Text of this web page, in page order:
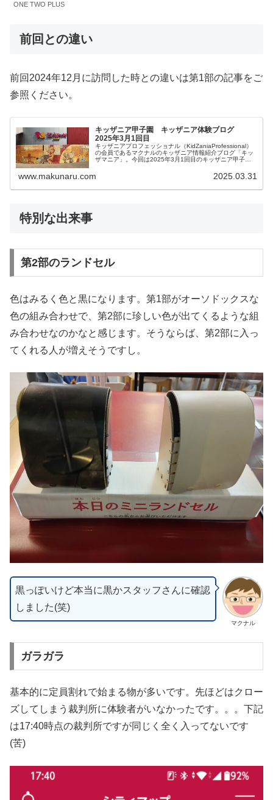
ONE TWO PLUS
前回との違い
前回2024年12月に訪問した時との違いは第1部の記事をご
参照ください。
キッザニア甲子園 キッザニア体験ブログ
2025年3月1回目
キッザニアプロフェッショナル（KidZaniaProfessional）
の会員であるマクナルのキッザニア情報紹介ブログ「キッ
ザマニア」。今回は2025年3月1回目のキッザニア甲子園
www.makunaru.com 2025.03.31
特別な出来事
第2部のランドセル
色はみるく色と黒になります。第1部がオーソドックスな
色の組み合わせで、第2部に珍しい色が出てくるような組
み合わせなのかなと感じます。そうならば、第2部に入っ
てくれる人が増えそうですし。
マクナル
黒っぽいけど本当に黒かスタッフさんに確認
しました(笑)
ガラガラ
基本的に定員割れで始まる物が多いです。先ほどはクロー
ズしてしまう裁判所に体験者がいなかったです。。。下記
は17:40時点の裁判所ですが同じく全く入ってないです
(苦)